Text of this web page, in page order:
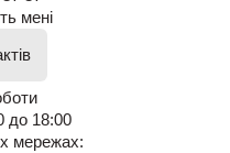
мені
до 18:00
мережах: